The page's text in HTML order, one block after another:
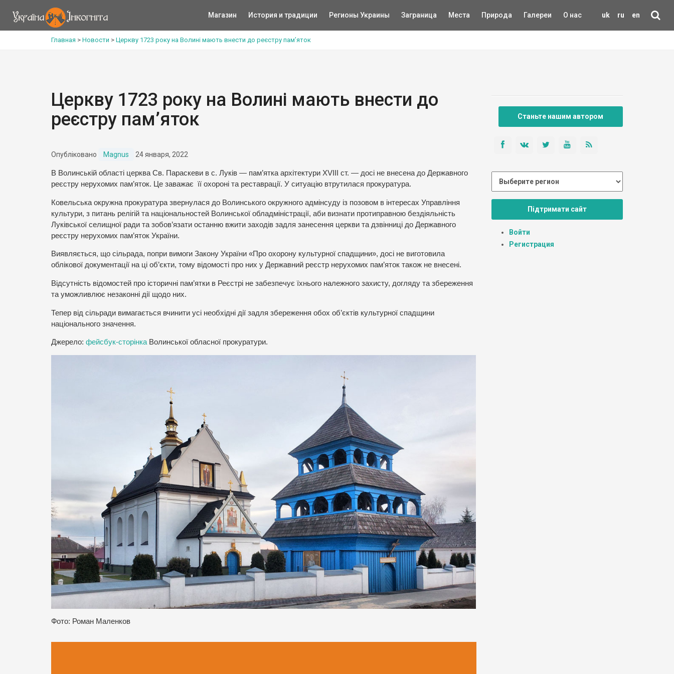
uk ru en
Магазин История и традиции Регионы Украины Заграница Места Природа Галереи О нас
Главная > Новости > Церкву 1723 року на Волині мають внести до реєстру пам’яток
Церкву 1723 року на Волині мають внести до
реєстру пам’яток
Опубліковано Magnus 24 января, 2022
В Волинській області церква Св. Параскеви в с. Луків — пам’ятка архітектури ХVІІІ ст. — досі не внесена до Державного
реєстру нерухомих пам’яток. Це заважає її охороні та реставрації. У ситуацію втрутилася прокуратура.
Ковельська окружна прокуратура звернулася до Волинського окружного адмінсуду із позовом в інтересах Управління
культури, з питань релігій та національностей Волинської обладміністрації, аби визнати протиправною бездіяльність
Луківської селищної ради та зобов’язати останню вжити заходів задля занесення церкви та дзвінниці до Державного
реєстру нерухомих пам’яток України.
Виявляється, що сільрада, попри вимоги Закону України «Про охорону культурної спадщини», досі не виготовила
облікової документації на ці об’єкти, тому відомості про них у Державний реєстр нерухомих пам’яток також не внесені.
Відсутність відомостей про історичні пам’ятки в Реєстрі не забезпечує їхнього належного захисту, догляду та збереження
та уможливлює незаконні дії щодо них.
Тепер від сільради вимагається вчинити усі необхідні дії задля збереження обох об’єктів культурної спадщини
національного значення.
Джерело: фейсбук-сторінкаВолинської обласної прокуратури.
Фото: Роман Маленков
Станьте нашим автором
Підтримати сайт
Войти
Регистрация